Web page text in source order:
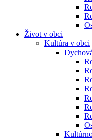
Život v obci
Kultúra v obci